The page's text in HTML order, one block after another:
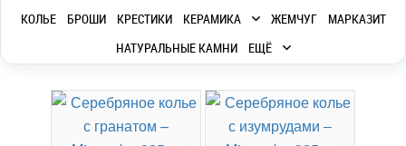
КОЛЬЕ
БРОШИ КРЕСТИКИ КЕРАМИКА ЖЕМЧУГ
МАРКАЗИТ
НАТУРАЛЬНЫЕ КАМНИ
ЕЩЁ